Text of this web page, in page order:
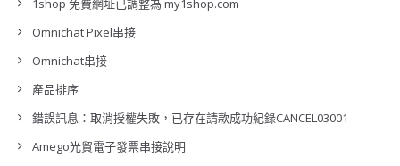
1shop 免費網址已調整為 my1shop.com
Omnichat Pixel串接
Omnichat串接
產品排序
錯誤訊息：取消授權失敗，已存在請款成功紀錄CANCEL03001
Amego光貿電子發票串接說明